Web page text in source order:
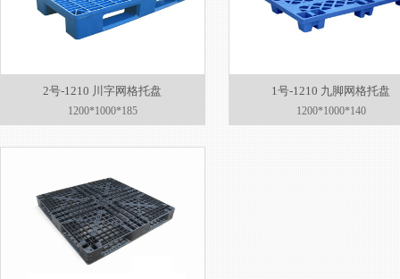
2号-1210 川字网格托盘
1200*1000*185
1号-1210 九脚网格托盘
1200*1000*140